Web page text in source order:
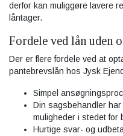
derfor kan muliggøre lavere
låntager.
Fordele ved lån uden
Der er flere fordele ved at
pantebrevslån hos Jysk
Simpel
Din sagsbehandler
muligheder i stedet
Hurtige svar- og